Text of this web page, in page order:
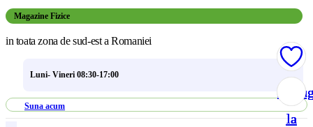
Magazine Fizice
in toata zona de sud-est a Romaniei
Luni- Vineri 08:30-17:00
Suna acum
la
la
la
la